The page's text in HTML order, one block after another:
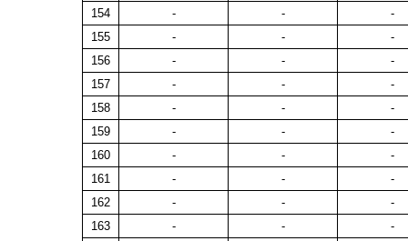
154
- -
-
155
- -
-
156
- -
-
157
- -
-
158
- -
-
159
- -
-
160
- -
-
161
- -
-
162
- -
-
163
- -
-